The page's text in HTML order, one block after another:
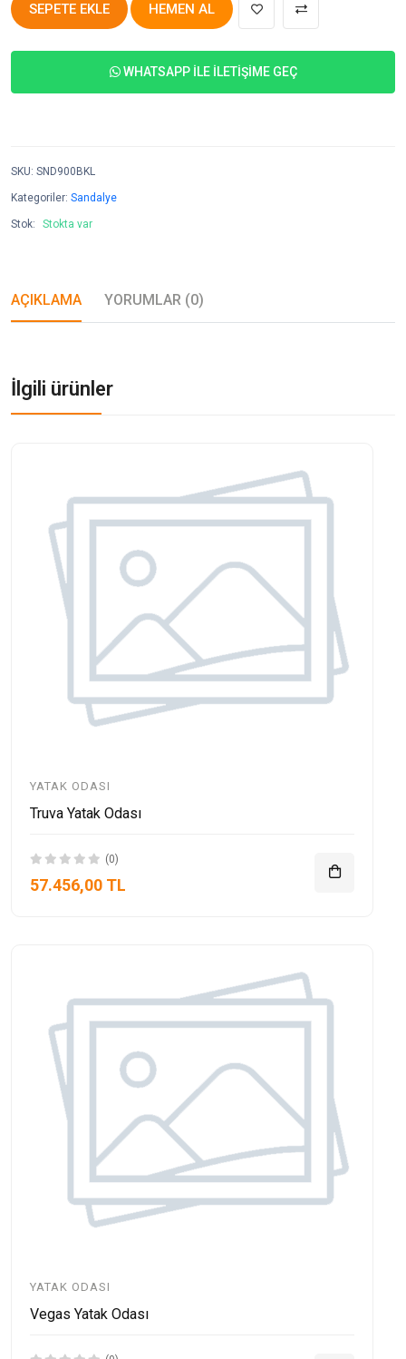
SEPETE EKLE HEMEN AL
WHATSAPP İLE İLETIŞIME GEÇ
SKU: SND900BKL
Kategoriler: Sandalye
Stok: Stokta var
AÇIKLAMA YORUMLAR (0)
İlgili ürünler
YATAK ODASI
Truva Yatak Odası
(0)
57.456,00 TL
YATAK ODASI
Vegas Yatak Odası